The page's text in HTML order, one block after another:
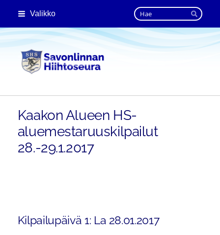
Siirry
sisältöön
Valikko Haku
Hae
Savonlinnan Hiihtoseura
Kaakon Alueen HS-
aluemestaruuskilpailut
28.-29.1.2017
Kilpailupäivä 1: La 28.01.2017